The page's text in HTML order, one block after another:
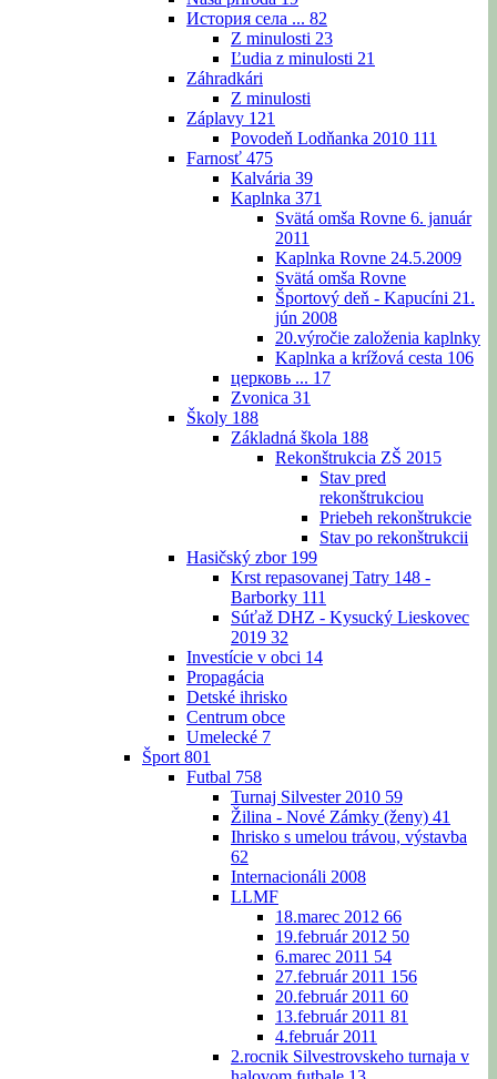
История села ... 82
Z minulosti 23
Ľudia z minulosti 21
Záhradkári
Z minulosti
Záplavy 121
Povodeň Lodňanka 2010 111
Farnosť 475
Kalvária 39
Kaplnka 371
Svätá omša Rovne 6. január
2011
Kaplnka Rovne 24.5.2009
Svätá omša Rovne
Športový deň - Kapucíni 21.
jún 2008
20.výročie založenia kaplnky
Kaplnka a krížová cesta 106
церковь ... 17
Zvonica 31
Školy 188
Základná škola 188
Rekonštrukcia ZŠ 2015
Stav pred
rekonštrukciou
Priebeh rekonštrukcie
Stav po rekonštrukcii
Hasičský zbor 199
Krst repasovanej Tatry 148 -
Barborky 111
Súťaž DHZ - Kysucký Lieskovec
2019 32
Investície v obci 14
Propagácia
Detské ihrisko
Centrum obce
Umelecké 7
Šport 801
Futbal 758
Turnaj Silvester 2010 59
Žilina - Nové Zámky (ženy) 41
Ihrisko s umelou trávou, výstavba
62
Internacionáli 2008
LLMF
18.marec 2012 66
19.február 2012 50
6.marec 2011 54
27.február 2011 156
20.február 2011 60
13.február 2011 81
4.február 2011
2.rocnik Silvestrovskeho turnaja v